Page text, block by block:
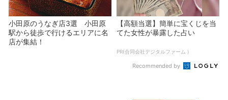
小田原のうなぎ店3選 小田原
駅から徒歩で行けるエリアに名
店が集結！
【高額当選】簡単に宝くじを当
てた女性が暴露した占い
PR(合同会社デジタルファーム )
Recommended by